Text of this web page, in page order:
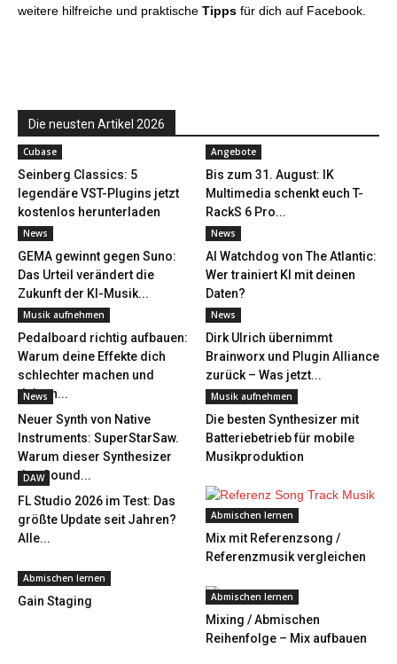
weitere hilfreiche und praktische Tipps für dich auf Facebook.
Die neusten Artikel 2026
Cubase
Seinberg Classics: 5
legendäre VST-Plugins jetzt
kostenlos herunterladen
Angebote
Bis zum 31. August: IK
Multimedia schenkt euch T-
RackS 6 Pro...
News
GEMA gewinnt gegen Suno:
Das Urteil verändert die
Zukunft der KI-Musik...
News
AI Watchdog von The Atlantic:
Wer trainiert KI mit deinen
Daten?
Musik aufnehmen
Pedalboard richtig aufbauen:
Warum deine Effekte dich
schlechter machen und
deinen...
News
Dirk Ulrich übernimmt
Brainworx und Plugin Alliance
zurück – Was jetzt...
News
Neuer Synth von Native
Instruments: SuperStarSaw.
Warum dieser Synthesizer
den Sound...
Musik aufnehmen
Die besten Synthesizer mit
Batteriebetrieb für mobile
Musikproduktion
DAW
FL Studio 2026 im Test: Das
größte Update seit Jahren?
Alle...
Abmischen lernen
Mix mit Referenzsong /
Referenzmusik vergleichen
Abmischen lernen
Gain Staging Abmischen lernen
Mixing / Abmischen
Reihenfolge – Mix aufbauen